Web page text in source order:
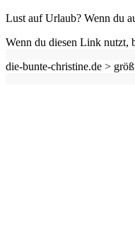
Lust auf Urlaub? Wenn du
Wenn du diesen Link nutzt,
die-bunte-christine.de >